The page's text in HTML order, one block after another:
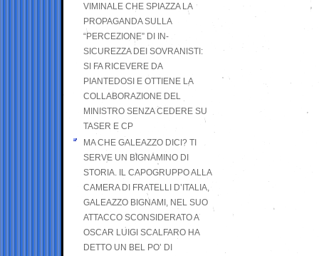
VIMINALE CHE SPIAZZA LA
PROPAGANDA SULLA
“PERCEZIONE” DI IN-
SICUREZZA DEI SOVRANISTI:
SI FA RICEVERE DA
PIANTEDOSI E OTTIENE LA
COLLABORAZIONE DEL
MINISTRO SENZA CEDERE SU
TASER E CP
MA CHE GALEAZZO DICI? TI
SERVE UN BIGNAMINO DI
STORIA. IL CAPOGRUPPO ALLA
CAMERA DI FRATELLI D’ITALIA,
GALEAZZO BIGNAMI, NEL SUO
ATTACCO SCONSIDERATO A
OSCAR LUIGI SCALFARO HA
DETTO UN BEL PO’ DI